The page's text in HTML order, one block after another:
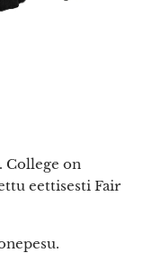
College on
eettisesti Fair